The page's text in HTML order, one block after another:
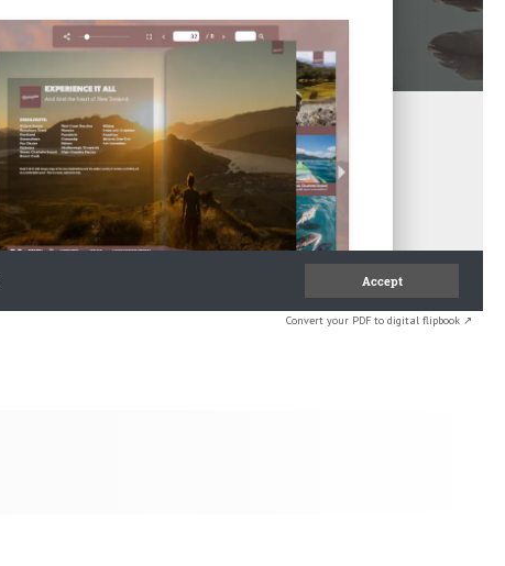
Convert your PDF to digital flipbook ↗